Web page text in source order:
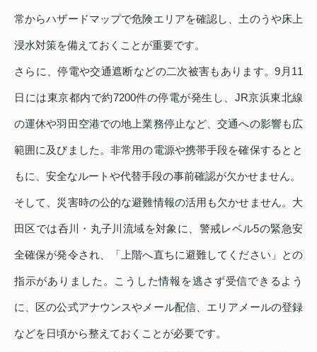
常からハザードマップで危険エリアを確認し、土のうや床上
浸水対策を備えておくことが重要です。
さらに、停電や交通遮断などの二次被害もあります。9月11
日には東京都内で約7200件の停電が発生し、JR京浜東北線
の運休や羽田空港での地上業務停止など、交通への影響も広
範囲に及びました。非常用の電源や携帯手段を確保するとと
もに、安全なルートや代替手段の事前確認が欠かせません。
そして、災害時の公的な避難情報の活用も欠かせません。大
田区では呑川・丸子川流域を対象に、警戒レベル5の緊急安
全確保が発令され、「上階へ直ちに避難してください」との
指示がありました。こうした情報を逃さず受信できるよう
に、区の公式アナウンスやメール配信、エリアメールの登録
などを日頃から整えておくことが必要です。